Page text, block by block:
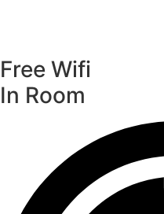
Free Wifi
In Room